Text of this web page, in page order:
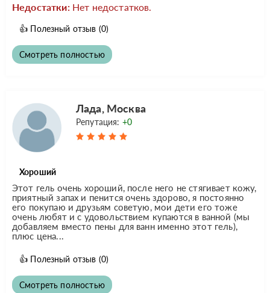
Недостатки: Нет недостатков.
👍 Полезный отзыв (0)
Смотреть полностью
Лада, Москва
Репутация: +0
Хороший
Этот гель очень хороший, после него не стягивает кожу,
приятный запах и пенится очень здорово, я постоянно
его покупаю и друзьям советую, мои дети его тоже
очень любят и с удовольствием купаются в ванной (мы
добавляем вместо пены для ванн именно этот гель),
плюс цена...
👍 Полезный отзыв (0)
Смотреть полностью